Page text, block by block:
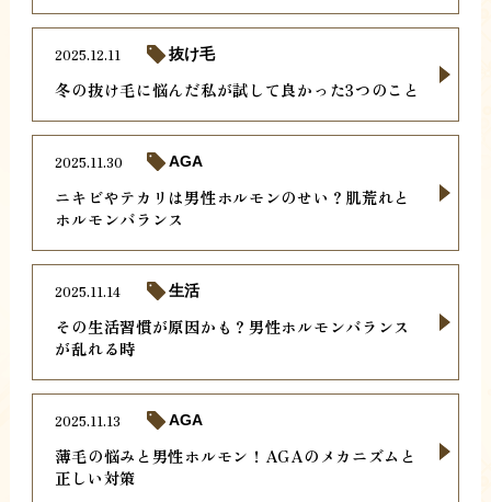
冬の抜け毛に悩んだ私が試して良かった3つのこと
2025.12.11 抜け毛
ニキビやテカリは男性ホルモンのせい？肌荒れと
ホルモンバランス
2025.11.30 AGA
その生活習慣が原因かも？男性ホルモンバランス
が乱れる時
2025.11.14 生活
薄毛の悩みと男性ホルモン！AGAのメカニズムと
正しい対策
2025.11.13 AGA